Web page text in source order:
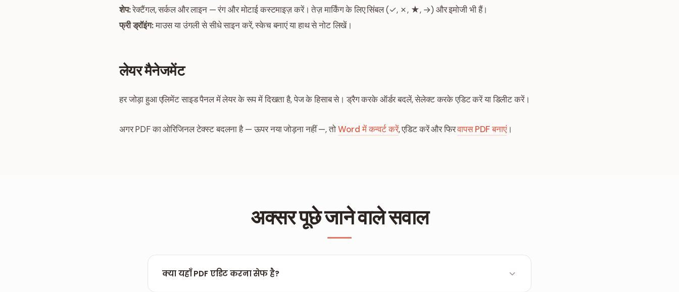
शेप:रेक्टैंगल, सर्कल और लाइन — रंग और मोटाई कस्टमाइज़ करें। तेज़ मार्किंग के लिए सिंबल (✓, ✗, ★, →) और इमोजी भी हैं।
फ्री ड्रॉइंग:माउस या उंगली से सीधे साइन करें, स्केच बनाएं या हाथ से नोट लिखें।
लेयर मैनेजमेंट
हर जोड़ा हुआ एलिमेंट साइड पैनल में लेयर के रूप में दिखता है, पेज के हिसाब से। ड्रैग करके ऑर्डर बदलें, सेलेक्ट करके एडिट करें या डिलीट करें।
अगर PDF का ओरिजिनल टेक्स्ट बदलना है — ऊपर नया जोड़ना नहीं —, तोWord में कन्वर्ट करें, एडिट करें और फिरवापस PDF बनाएं।
अक्सर पूछे जाने वाले सवाल
क्या यहाँ PDF एडिट करना सेफ है?